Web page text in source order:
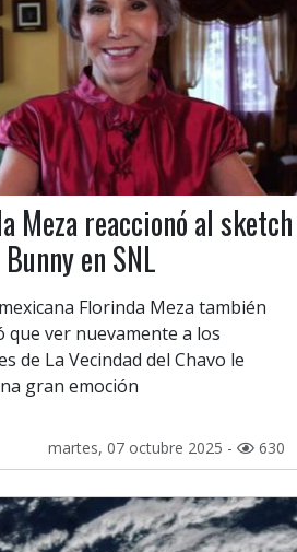
Meza reaccionó al sketch
en SNL
Florinda Meza también
que ver nuevamente a los
de La Vecindad del Chavo le
gran emoción
martes, 07 octubre 2025 - 630